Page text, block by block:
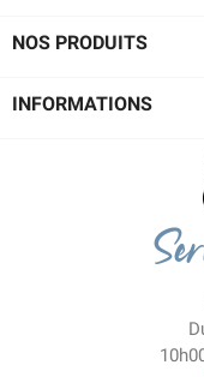
NOS PRODUITS
INFORMATIONS